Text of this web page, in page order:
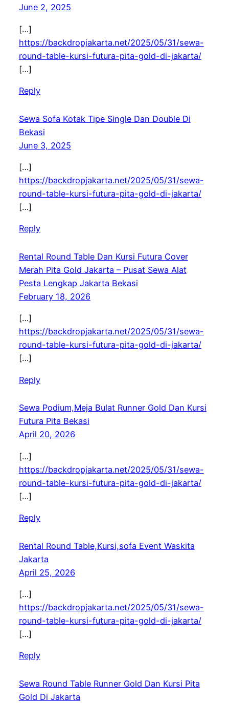
June 2, 2025
[…]
https://backdropjakarta.net/2025/05/31/sewa-
round-table-kursi-futura-pita-gold-di-jakarta/
[…]
Reply
Sewa Sofa Kotak Tipe Single Dan Double Di
Bekasi
June 3, 2025
[…]
https://backdropjakarta.net/2025/05/31/sewa-
round-table-kursi-futura-pita-gold-di-jakarta/
[…]
Reply
Rental Round Table Dan Kursi Futura Cover
Merah Pita Gold Jakarta – Pusat Sewa Alat
Pesta Lengkap Jakarta Bekasi
February 18, 2026
[…]
https://backdropjakarta.net/2025/05/31/sewa-
round-table-kursi-futura-pita-gold-di-jakarta/
[…]
Reply
Sewa Podium,Meja Bulat Runner Gold Dan Kursi
Futura Pita Bekasi
April 20, 2026
[…]
https://backdropjakarta.net/2025/05/31/sewa-
round-table-kursi-futura-pita-gold-di-jakarta/
[…]
Reply
Rental Round Table,Kursi,sofa Event Waskita
Jakarta
April 25, 2026
[…]
https://backdropjakarta.net/2025/05/31/sewa-
round-table-kursi-futura-pita-gold-di-jakarta/
[…]
Reply
Sewa Round Table Runner Gold Dan Kursi Pita
Gold Di Jakarta